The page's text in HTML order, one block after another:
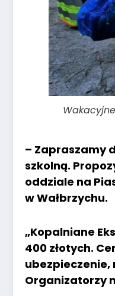
– Zapraszamy
szkolną.
oddziale na
w Wałbrzychu.
„Kopalniane
400 złotych.
ubezpieczenie,
Organizatorzy